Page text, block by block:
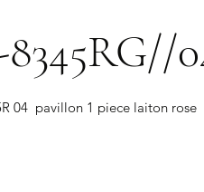
04  pavillon 1 piece laiton rose